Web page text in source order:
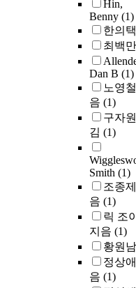
Hin,
Benny (1)
한의택
최백만
Dan B (1)
노영철
음 (1)
구자
김 (1)
Smith (1)
조종제
음 (1)
릭 조
지음 (1)
황원남
정상애
음 (1)